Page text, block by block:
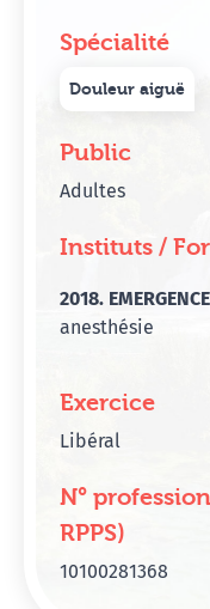
Spécialité
Douleur aiguë
Public
Adultes
Instituts /
2018.
anesthésie
Exercice
Libéral
N°
RPPS)
10100281368